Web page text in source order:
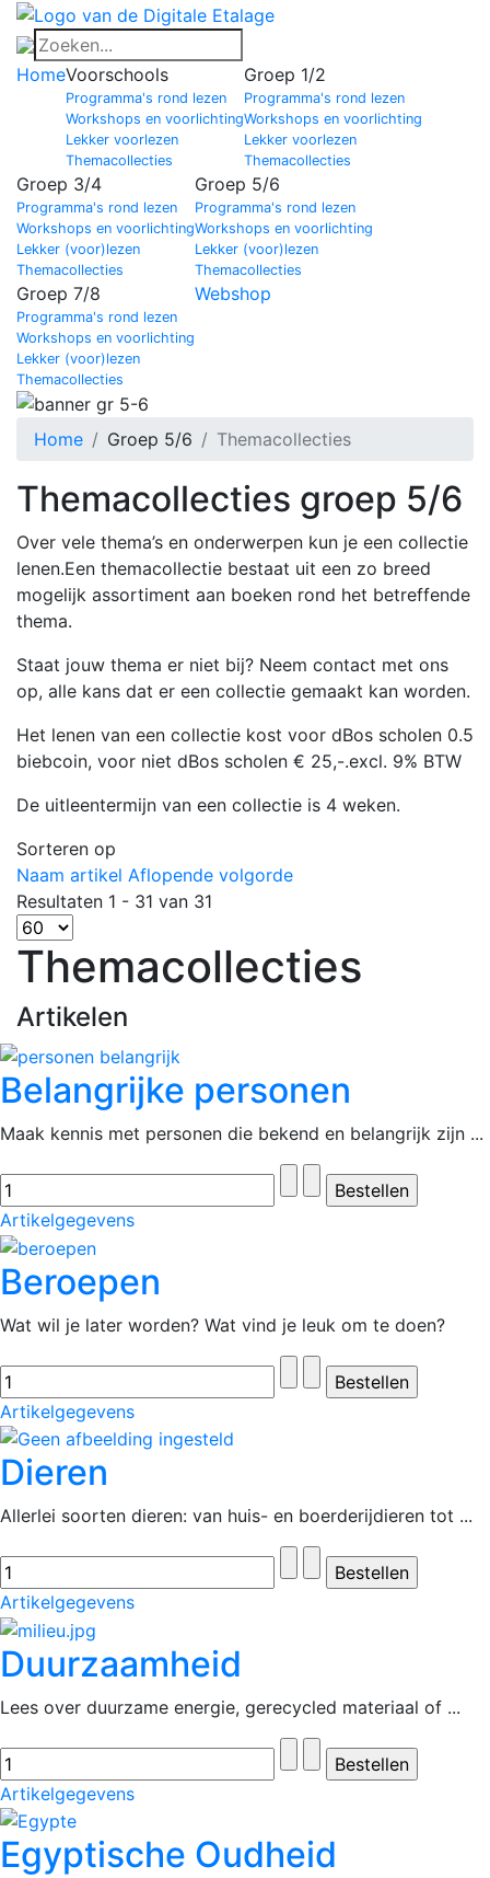
HomeVoorschools
Programma's rond lezen
Workshops en voorlichting
Lekker voorlezen
Themacollecties
Groep 1/2
Programma's rond lezen
Workshops en voorlichting
Lekker voorlezen
Themacollecties
Groep 3/4
Programma's rond lezen
Workshops en voorlichting
Lekker (voor)lezen
Themacollecties
Groep 5/6
Programma's rond lezen
Workshops en voorlichting
Lekker (voor)lezen
Themacollecties
Groep 7/8
Programma's rond lezen
Workshops en voorlichting
Lekker (voor)lezen
Themacollecties
Webshop
Home Groep 5/6 Themacollecties
Themacollecties groep 5/6
Over vele thema’s en onderwerpen kun je een collectie
lenen.Een themacollectie bestaat uit een zo breed
mogelijk assortiment aan boeken rond het betreffende
thema.
Staat jouw thema er niet bij? Neem contact met ons
op, alle kans dat er een collectie gemaakt kan worden.
Het lenen van een collectie kost voor dBos scholen 0.5
biebcoin, voor niet dBos scholen € 25,-.excl. 9% BTW
De uitleentermijn van een collectie is 4 weken.
Sorteren op
Naam artikel Aflopende volgorde
Resultaten 1 - 31 van 31
Themacollecties
Artikelen
Belangrijke personen
Maak kennis met personen die bekend en belangrijk zijn ...
Artikelgegevens
Beroepen
Wat wil je later worden? Wat vind je leuk om te doen?
Artikelgegevens
Dieren
Allerlei soorten dieren: van huis- en boerderijdieren tot ...
Artikelgegevens
Duurzaamheid
Lees over duurzame energie, gerecycled materiaal of ...
Artikelgegevens
Egyptische Oudheid